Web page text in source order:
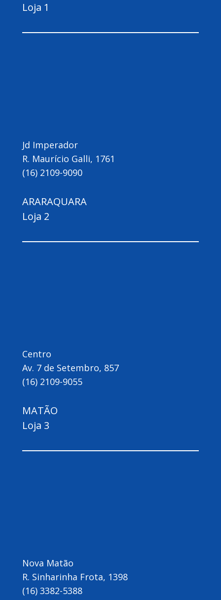
Loja 1
Jd Imperador
R. Maurício Galli, 1761
(16) 2109-9090
ARARAQUARA
Loja 2
Centro
Av. 7 de Setembro, 857
(16) 2109-9055
MATÃO
Loja 3
Nova Matão
R. Sinharinha Frota, 1398
(16) 3382-5388